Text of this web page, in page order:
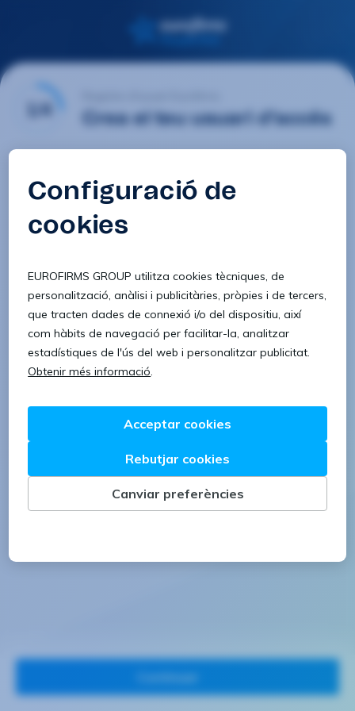
1/4 Crea el teu usuari d'accés
Contrasenya
Confirmar contrasenya
8 caràcters 1 lletra minúscula
1 lletra majúscula 1 número